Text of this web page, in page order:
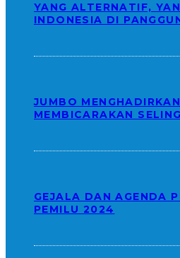
YANG ALTERNATIF,
INDONESIA DI
JUMBO
MEMBICARAKAN
GEJALA DAN AGENDA
PEMILU 2024